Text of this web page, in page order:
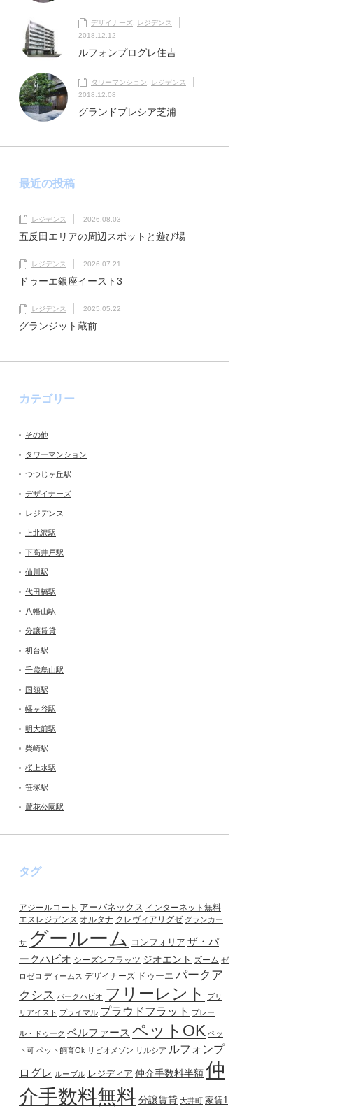
デザイナーズ
レジデンス
2018.12.12
ルフォンプログレ住吉
タワーマンション
レジデンス
2018.12.08
グランドプレシア芝浦
最近の投稿
レジデンス 2026.08.03
五反田エリアの周辺スポットと遊び場
レジデンス 2026.07.21
ドゥーエ銀座イースト3
レジデンス 2025.05.22
グランジット蔵前
カテゴリー
その他
タワーマンション
つつじヶ丘駅
デザイナーズ
レジデンス
上北沢駅
下高井戸駅
仙川駅
代田橋駅
八幡山駅
分譲賃貸
初台駅
千歳烏山駅
国領駅
幡ヶ谷駅
明大前駅
柴崎駅
桜上水駅
笹塚駅
蘆花公園駅
タグ
アジールコート アーバネックス インターネット無料
エスレジデンス オルタナ クレヴィアリグゼ グランカー
サ グールーム コンフォリア ザ・パ
ークハビオ シーズンフラッツ ジオエント ズーム ゼ
ロゼロ ディームス デザイナーズ ドゥーエ パークア
クシス パークハビオ フリーレント
ブリ
リアイスト プライマル プラウドフラット プレー
ル・ドゥーク ベルファース ペットOK ペッ
ト可 ペット飼育Ok リビオメゾン リルシア ルフォンプ
ログレ ルーブル レジディア 仲介手数料半額仲
介手数料無料 分譲賃貸 大井町 家賃1